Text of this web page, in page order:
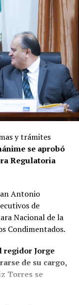
y trámites
se aprobó
Regulatoria
Antonio
de
Nacional de la
Condimentados.
regidor Jorge
de su cargo,
Torres se